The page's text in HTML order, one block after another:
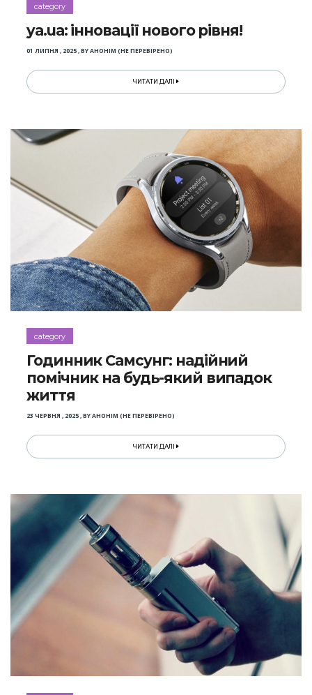
category
ya.ua: інновації нового рівня!
01 ЛИПНЯ , 2025,BYАНОНІМ (НЕ ПЕРЕВІРЕНО)
ЧИТАТИ ДАЛІ
category
Годинник Самсунг: надійний
помічник на будь-який випадок
життя
23 ЧЕРВНЯ , 2025,BYАНОНІМ (НЕ ПЕРЕВІРЕНО)
ЧИТАТИ ДАЛІ